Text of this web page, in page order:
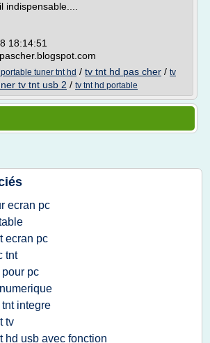
indispensable....
18:14:51
tuner tnt hd / tv tnt hd pas cher / tv
tv tnt usb 2 / tv tnt hd portable
ecran pc
ecran pc
tnt
pc
integre
tv
hd usb avec fonction